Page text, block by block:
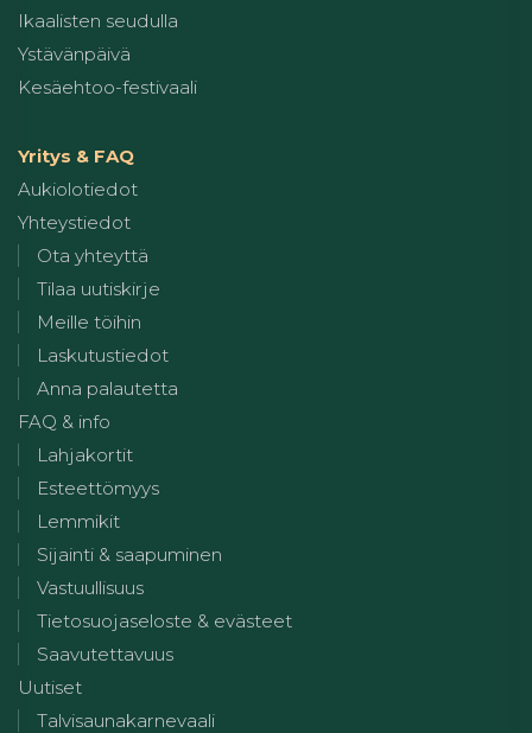
Ikaalisten seudulla
Ystävänpäivä
Kesäehtoo-festivaali
Yritys & FAQ
Aukiolotiedot
Yhteystiedot
Ota yhteyttä
Tilaa uutiskirje
Meille töihin
Laskutustiedot
Anna palautetta
FAQ & info
Lahjakortit
Esteettömyys
Lemmikit
Sijainti & saapuminen
Vastuullisuus
Tietosuojaseloste & evästeet
Saavutettavuus
Uutiset
Talvisaunakarnevaali